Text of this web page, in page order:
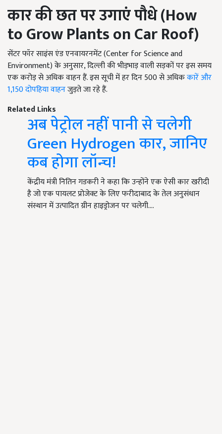
कार की छत पर उगाएं पौधे (How
to Grow Plants on Car Roof)
सेंटर फॉर साइंस एंड एनवायरनमेंट (Center for Science and
Environment) के अनुसार, दिल्ली की भीड़भाड़ वाली सड़कों पर इस समय
एक करोड़ से अधिक वाहन हैं. इस सूची में हर दिन 500 से अधिककारें और
1,150 दोपहिया वाहनजुड़ते जा रहे हैं.
Related Links
अब पेट्रोल नहीं पानी से चलेगी
Green Hydrogen कार, जानिए
कब होगा लॉन्च!
केंद्रीय मंत्री नितिन गडकरी ने कहा कि उन्होंने एक ऐसी कार खरीदी
है जो एक पायलट प्रोजेक्ट के लिए फरीदाबाद के तेल अनुसंधान
संस्थान में उत्पादित ग्रीन हाइड्रोजन पर चलेगी.…